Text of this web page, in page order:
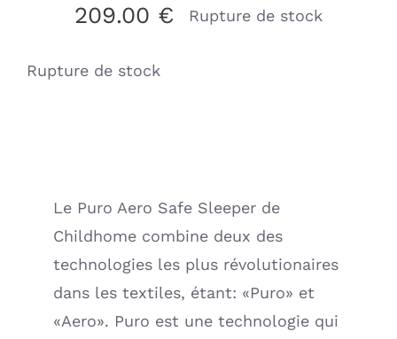
209.00 € Rupture de stock
Rupture de stock
Le Puro Aero Safe Sleeper de
Childhome combine deux des
technologies les plus révolutionaires
dans les textiles, étant: «Puro» et
«Aero». Puro est une technologie qui